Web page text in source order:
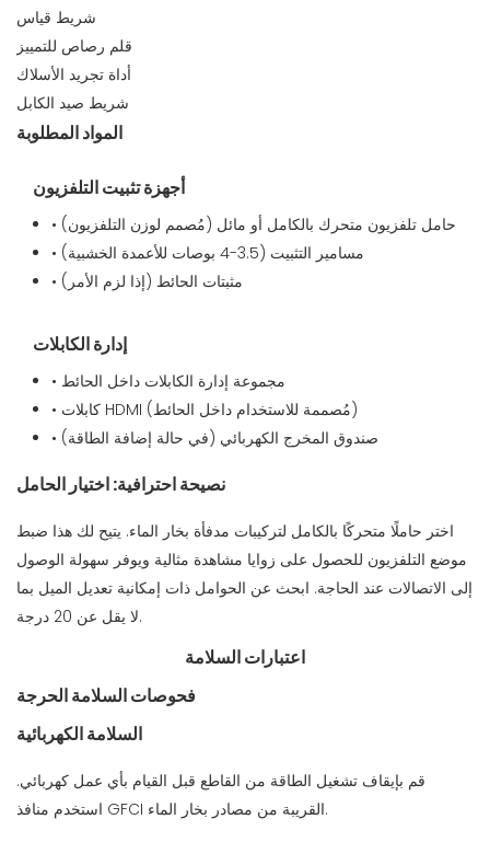
شريط قياس
قلم رصاص للتمييز
أداة تجريد الأسلاك
شريط صيد الكابل
المواد المطلوبة
أجهزة تثبيت التلفزيون
• حامل تلفزيون متحرك بالكامل أو مائل (مُصمم لوزن التلفزيون)
• مسامير التثبيت (3.5-4 بوصات للأعمدة الخشبية)
• مثبتات الحائط (إذا لزم الأمر)
إدارة الكابلات
• مجموعة إدارة الكابلات داخل الحائط
• كابلات HDMI (مُصممة للاستخدام داخل الحائط)
• صندوق المخرج الكهربائي (في حالة إضافة الطاقة)
نصيحة احترافية: اختيار الحامل
اختر حاملًا متحركًا بالكامل لتركيبات مدفأة بخار الماء. يتيح لك هذا ضبط
موضع التلفزيون للحصول على زوايا مشاهدة مثالية ويوفر سهولة الوصول
إلى الاتصالات عند الحاجة. ابحث عن الحوامل ذات إمكانية تعديل الميل بما
لا يقل عن 20 درجة.
اعتبارات السلامة
فحوصات السلامة الحرجة
السلامة الكهربائية
قم بإيقاف تشغيل الطاقة من القاطع قبل القيام بأي عمل كهربائي.
استخدم منافذ GFCI القريبة من مصادر بخار الماء.